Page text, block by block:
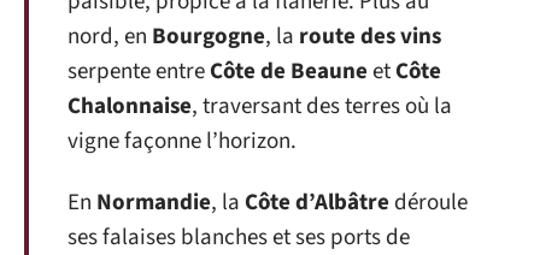
nord, en Bourgogne, la route des vins
serpente entreCôte de BeauneetCôte
Chalonnaise, traversant des terres où la
vigne façonne l’horizon.
En Normandie, la Côte d’Albâtre déroule
ses falaises blanches et ses ports de